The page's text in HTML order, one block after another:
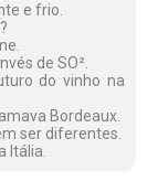
e frio.
de SO².
do vinho na
Bordeaux.
ser diferentes.
Itália.